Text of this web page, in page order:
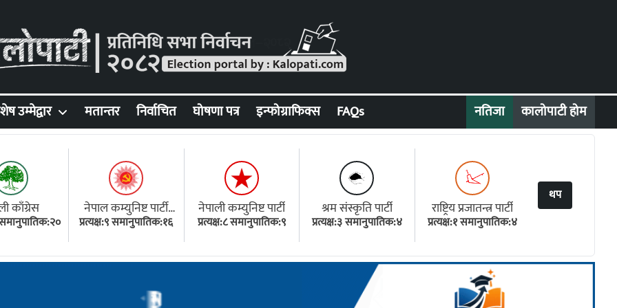
नतिजा कालोपाटी होम
उम्मेद्वार मतान्तर निर्वाचित घोषणा पत्र इन्फोग्राफिक्स FAQs
काँग्रेस
समानुपातिक:२०
नेपाल कम्युनिष्ट पार्टी
(एमाले)
प्रत्यक्ष:९ समानुपातिक:१६
नेपाली कम्युनिष्ट पार्टी
प्रत्यक्ष:८ समानुपातिक:९
श्रम संस्कृति पार्टी
प्रत्यक्ष:३ समानुपातिक:४
राष्ट्रिय प्रजातन्त्र पार्टी
प्रत्यक्ष:१ समानुपातिक:४
थप